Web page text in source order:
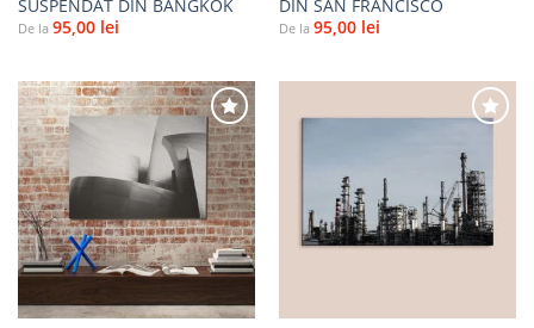
SUSPENDAT DIN BANGKOK
De la 95,00 lei
DIN SAN FRANCISCO
De la 95,00 lei
Adaugă
la
favorite
Adaugă
la
favorite